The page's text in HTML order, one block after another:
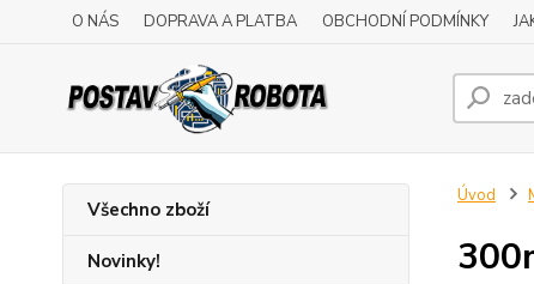
O NÁS DOPRAVA A PLATBA OBCHODNÍ PODMÍNKY
Všechno zboží
Novinky!
Úvod